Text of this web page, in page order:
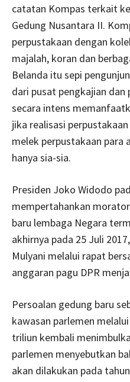
catatan Kompas terkait
Gedung Nusantara II.
perpustakaan dengan
majalah, koran dan
Belanda itu sepi
dari pusat pengkajian dan
secara intens
jika realisasi
melek perpustakaan para
hanya sia-sia.
Presiden Joko Widodo
mempertahankan
baru lembaga Negara
akhirnya pada 25 Juli
Mulyani melalui rapat
anggaran pagu DPR
Persoalan gedung baru
kawasan parlemen
triliun kembali
parlemen menyebutkan
akan dilakukan pada